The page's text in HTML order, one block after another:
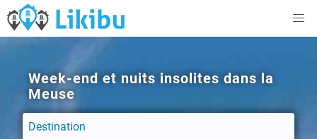
Week-end et nuits insolites dans la
Meuse
Destination